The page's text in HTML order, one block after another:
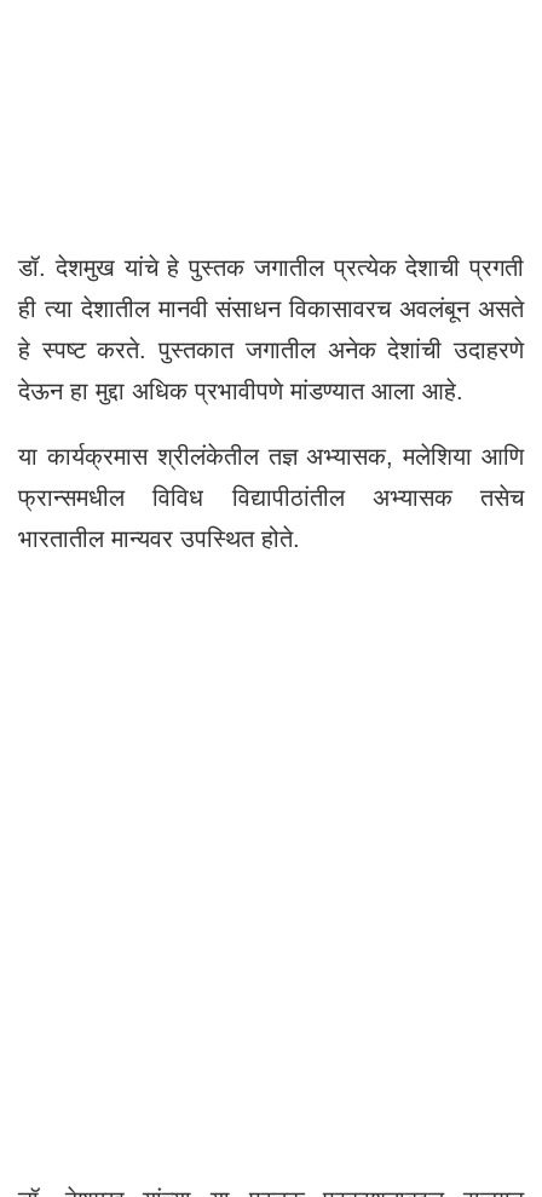
डॉ. देशमुख यांचे हे पुस्तक जगातील प्रत्येक देशाची प्रगती
ही त्या देशातील मानवी संसाधन विकासावरच अवलंबून असते
हे स्पष्ट करते. पुस्तकात जगातील अनेक देशांची उदाहरणे
देऊन हा मुद्दा अधिक प्रभावीपणे मांडण्यात आला आहे.
या कार्यक्रमास श्रीलंकेतील तज्ञ अभ्यासक, मलेशिया आणि
फ्रान्समधील विविध विद्यापीठांतील अभ्यासक तसेच
भारतातील मान्यवर उपस्थित होते.